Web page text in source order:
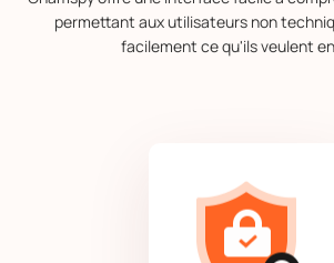
permettant aux utilisateurs non
facilement ce qu'ils veulent